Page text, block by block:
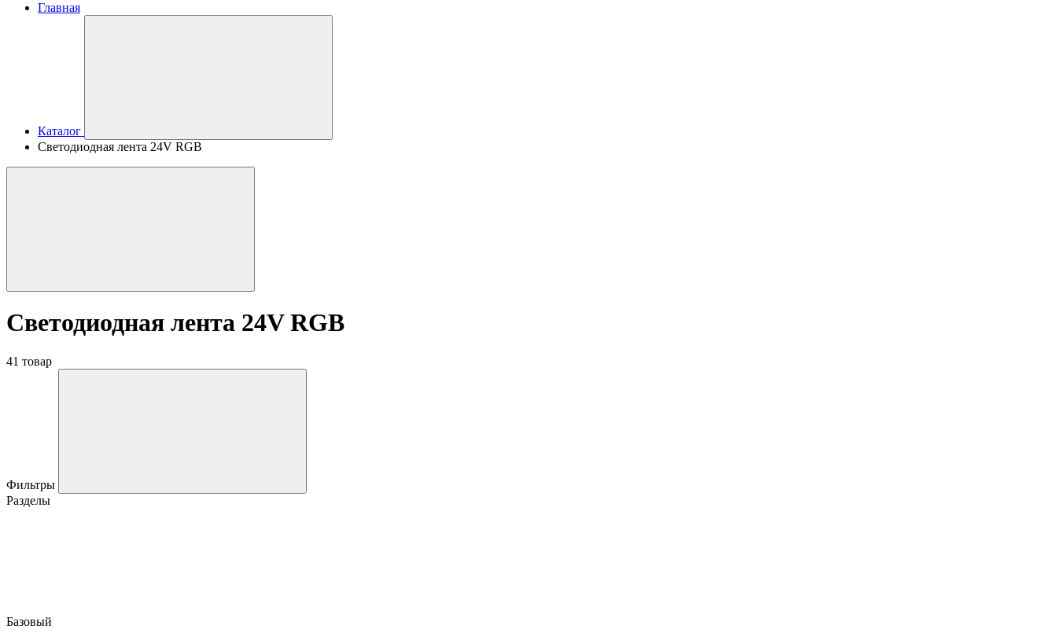
Главная
Каталог
Светодиодная лента 24V RGB
Светодиодная лента 24V RGB
41 товар
Фильтры
Разделы
Базовый